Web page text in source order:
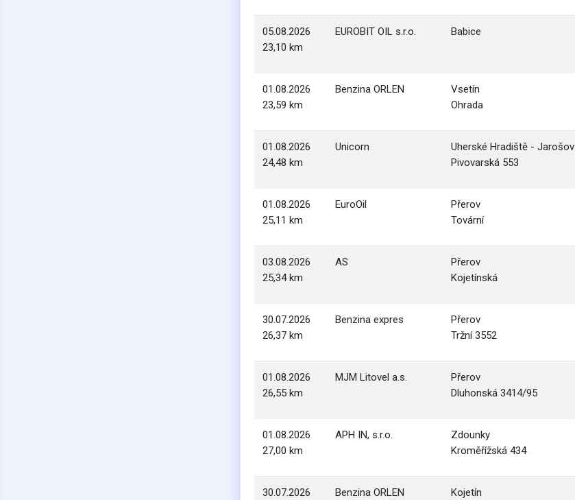
05.08.2026
23,10 km
EUROBIT OIL s.r.o. Babice
01.08.2026
23,59 km
Benzina ORLEN
Vsetín
Ohrada
01.08.2026
24,48 km
Unicorn
Uherské Hradiště - Jarošov
Pivovarská 553
01.08.2026
25,11 km
EuroOil
Přerov
Tovární
03.08.2026
25,34 km
AS
Přerov
Kojetínská
30.07.2026
26,37 km
Benzina expres
Přerov
Tržní 3552
01.08.2026
26,55 km
MJM Litovel a.s.
Přerov
Dluhonská 3414/95
01.08.2026
27,00 km
APH IN, s.r.o.
Zdounky
Kroměřížská 434
30.07.2026
Benzina ORLEN
Kojetín